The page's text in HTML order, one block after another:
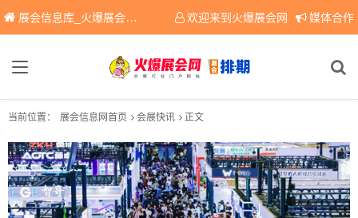
展会信息库_火爆展会网免费展会信息查询平台，提供专业会展服务！ 欢迎来到火爆展会网 媒体合作
当前位置： 展会信息网首页 会展快讯 正文